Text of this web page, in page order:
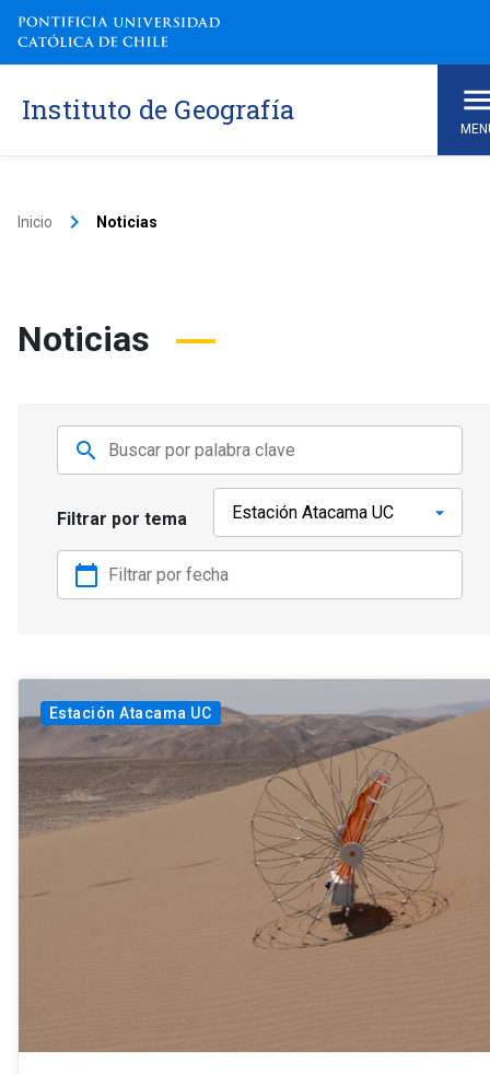
Instituto de Geografía
Inicio keyboard_arrow_right Noticias
Noticias
search
Filtrar por tema
calendar_today
Estación Atacama UC